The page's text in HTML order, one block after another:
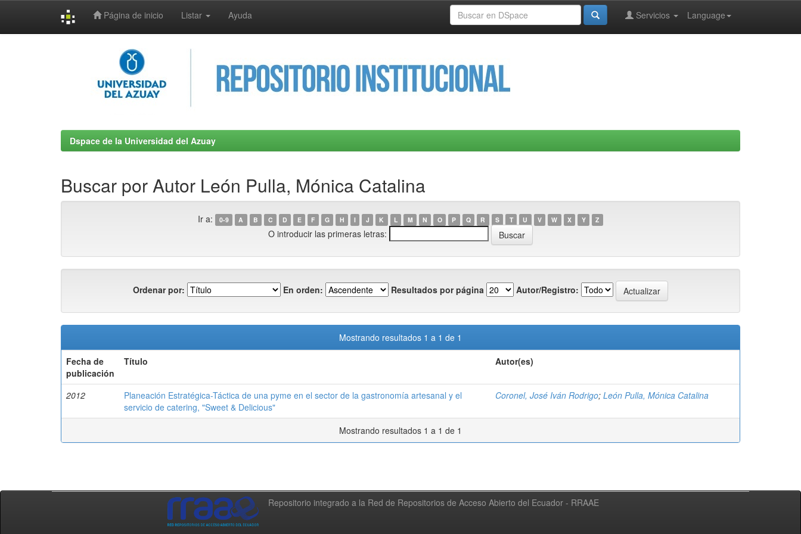
Página de inicio Listar Ayuda Language
Servicios
Dspace de la Universidad del Azuay
Buscar por Autor León Pulla, Mónica Catalina
Ir a: 0-9 A B C D E F G H I J K L M N O P Q R S T U V W X Y Z
O introducir las primeras letras:
Ordenar por: En orden: Resultados por página Autor/Registro:
Mostrando resultados 1 a 1 de 1
Fecha de
publicación
Título Autor(es)
2012
Planeación Estratégica-Táctica de una pyme en el sector de la gastronomía artesanal y el
servicio de catering, "Sweet & Delicious"
Coronel, José Iván Rodrigo; León Pulla, Mónica Catalina
Mostrando resultados 1 a 1 de 1
Repositorio integrado a la Red de Repositorios de Acceso Abierto del Ecuador - RRAAE